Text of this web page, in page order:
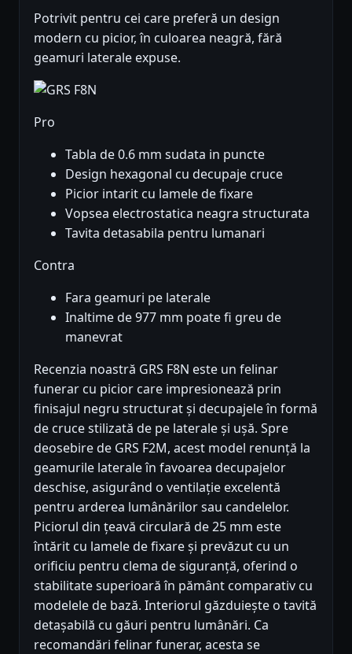
Potrivit pentru cei care preferă un design
modern cu picior, în culoarea neagră, fără
geamuri laterale expuse.
Pro
Tabla de 0.6 mm sudata in puncte
Design hexagonal cu decupaje cruce
Picior intarit cu lamele de fixare
Vopsea electrostatica neagra structurata
Tavita detasabila pentru lumanari
Contra
Fara geamuri pe laterale
Inaltime de 977 mm poate fi greu de
manevrat
Recenzia noastră GRS F8N este un felinar
funerar cu picior care impresionează prin
finisajul negru structurat și decupajele în formă
de cruce stilizată de pe laterale și ușă. Spre
deosebire de GRS F2M, acest model renunță la
geamurile laterale în favoarea decupajelor
deschise, asigurând o ventilație excelentă
pentru arderea lumânărilor sau candelelor.
Piciorul din țeavă circulară de 25 mm este
întărit cu lamele de fixare și prevăzut cu un
orificiu pentru clema de siguranță, oferind o
stabilitate superioară în pământ comparativ cu
modelele de bază. Interiorul găzduiește o tavită
detașabilă cu găuri pentru lumânări. Ca
recomandări felinar funerar, acesta se